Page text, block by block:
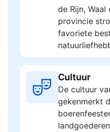
de Rijn,
provincie
favoriete
Cultuur
De cultuur
gekenmerkt